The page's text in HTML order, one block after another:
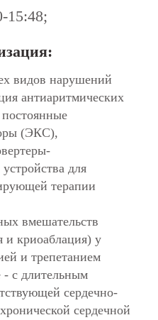
15:48;
видов нарушений
антиаритмических
(ЭКС),
для
терапии
вмешательств
и криоаблация) у
и трепетанием
- с длительным
сердечно-
сердечной